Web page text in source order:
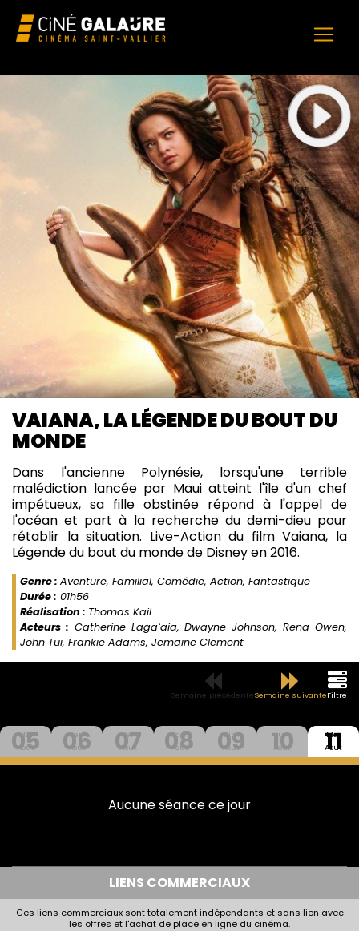
VAIANA, LA LÉGENDE DU BOUT DU
MONDE
Dans l'ancienne Polynésie, lorsqu'une terrible
malédiction lancée par Maui atteint l'île d'un chef
impétueux, sa fille obstinée répond à l'appel de
l'océan et part à la recherche du demi-dieu pour
rétablir la situation. Live-Action du film Vaiana, la
Légende du bout du monde de Disney en 2016.
Genre : Aventure, Familial, Comédie, Action, Fantastique
Durée : 01h56
Réalisation : Thomas Kail
Acteurs : Catherine Lagaʻaia, Dwayne Johnson, Rena Owen,
John Tui, Frankie Adams, Jemaine Clement
Semaine précédenteSemaine suivanteFiltre
Mer
05
Aout
Jeu
06
Aout
Ven
07
Aout
Sam
08
Aout
Dim
09
Aout
Lun
10
Aout
Mar
11
Aout
Aucune séance ce jour
LIENS COMMERCIAUX
Ces liens commerciaux sont totalement indépendants et sans lien avec
les offres et l'achat de place en ligne du cinéma.